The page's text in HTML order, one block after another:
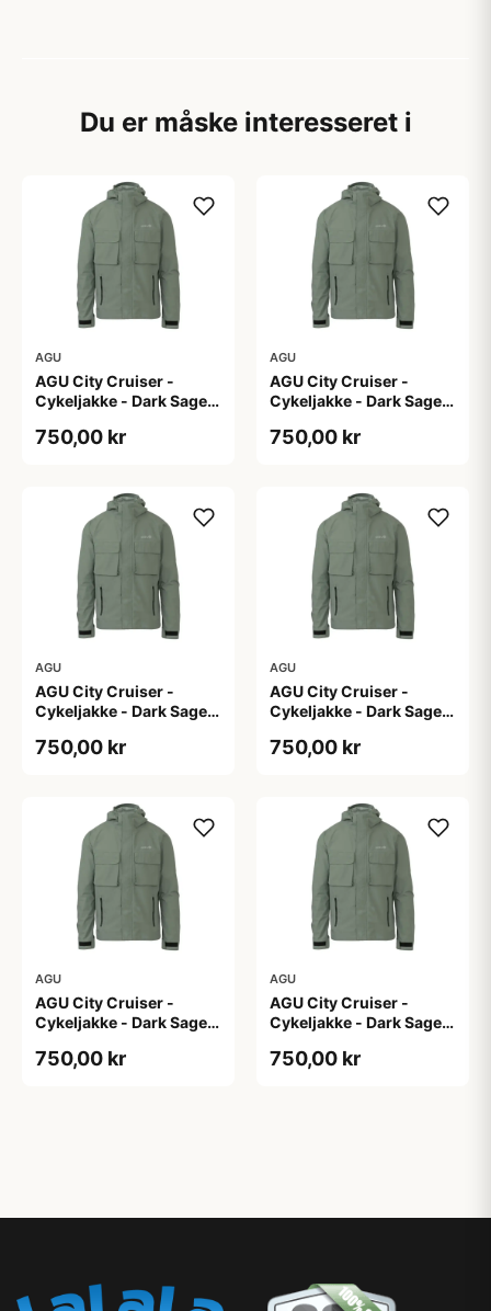
Du er måske interesseret i
AGU
AGU City Cruiser -
Cykeljakke - Dark Sage -
750,00 kr
AGU
AGU City Cruiser -
Cykeljakke - Dark Sage -
750,00 kr
AGU
AGU City Cruiser -
Cykeljakke - Dark Sage -
750,00 kr
AGU
AGU City Cruiser -
Cykeljakke - Dark Sage -
750,00 kr
AGU
AGU City Cruiser -
Cykeljakke - Dark Sage -
750,00 kr
AGU
AGU City Cruiser -
Cykeljakke - Dark Sage -
750,00 kr